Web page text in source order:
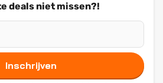
deals niet missen?!
Inschrijven